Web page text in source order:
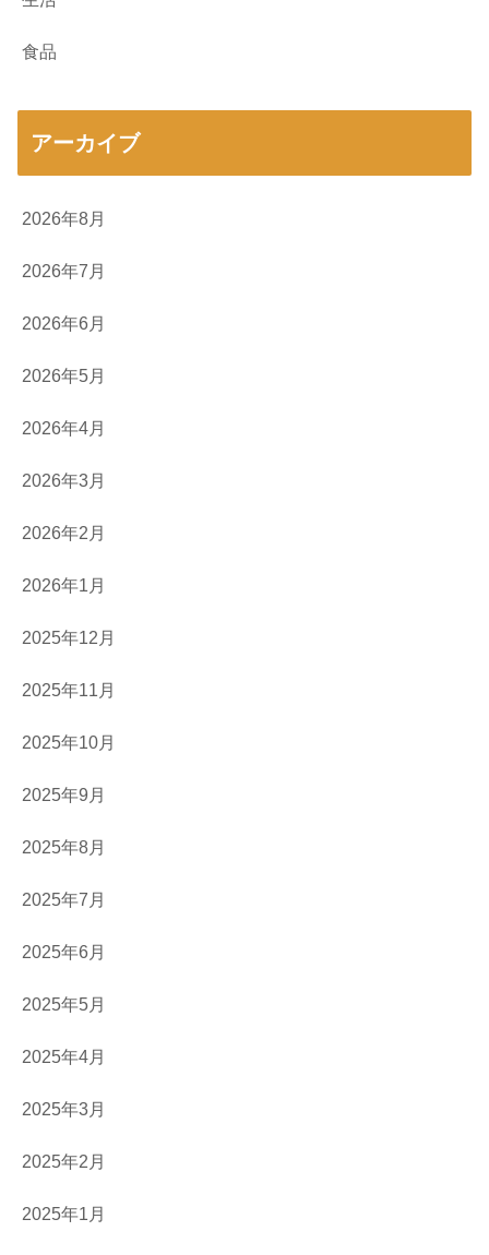
食品
アーカイブ
2026年8月
2026年7月
2026年6月
2026年5月
2026年4月
2026年3月
2026年2月
2026年1月
2025年12月
2025年11月
2025年10月
2025年9月
2025年8月
2025年7月
2025年6月
2025年5月
2025年4月
2025年3月
2025年2月
2025年1月